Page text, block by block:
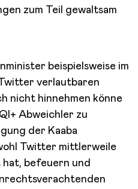
zum Teil gewaltsam
beispielsweise im
verlautbaren
nicht hinnehmen könne
Abweichler zu
der Kaaba
Twitter mittlerweile
befeuern und